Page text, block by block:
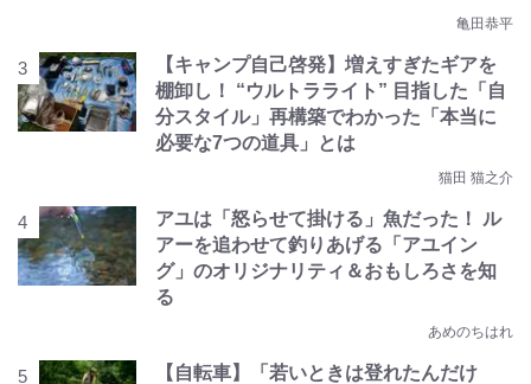
亀田恭平
【キャンプ自己啓発】増えすぎたギアを
棚卸し！ “ウルトラライト” 目指した「自
分スタイル」再構築でわかった「本当に
必要な7つの道具」とは
猫田 猫之介
アユは「怒らせて掛ける」魚だった！ ル
アーを追わせて釣りあげる「アユイン
グ」のオリジナリティ＆おもしろさを知
る
あめのちはれ
【自転車】「若いときは登れたんだけ